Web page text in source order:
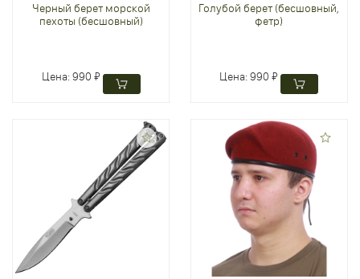
Черный берет морской
пехоты (бесшовный)
Цена:990 ₽
Голубой берет (бесшовный,
фетр)
Цена:990 ₽